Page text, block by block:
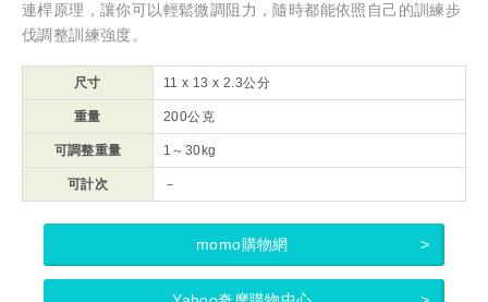
連桿原理，讓你可以輕鬆微調阻力，隨時都能依照自己的訓練步
伐調整訓練強度。
尺寸 11 x 13 x 2.3公分
重量 200公克
可調整重量 1～ 30kg
可計次 －
momo購物網